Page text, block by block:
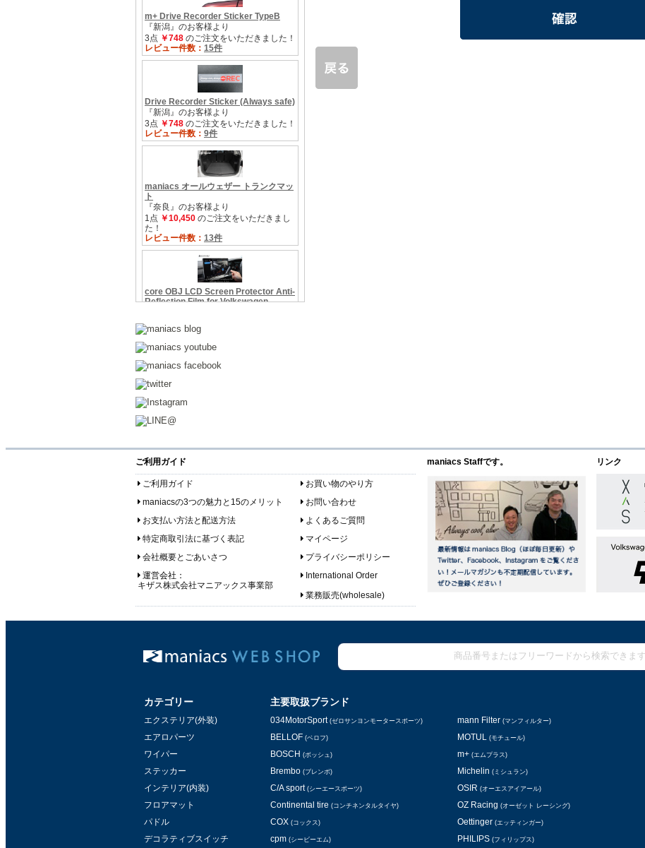
ご利用ガイド
ご利用ガイド
お買い物のやり方
maniacsの3つの魅力と15のメリット
お問い合わせ
お支払い方法と配送方法
よくあるご質問
特定商取引法に基づく表記
マイページ
会社概要とごあいさつ
プライバシーポリシー
運営会社：
キザス株式会社マニアックス事業部
International Order
業務販売(wholesale)
maniacs Staffです。 リンク
カテゴリー
エクステリア(外装)
エアロパーツ
ワイパー
ステッカー
インテリア(内装)
フロアマット
パドル
デコラティブスイッチ
主要取扱ブランド
034MotorSport (ゼロサンヨンモータースポーツ)
BELLOF (ベロフ)
BOSCH (ボッシュ)
Brembo (ブレンボ)
C/A sport (シーエースポーツ)
Continental tire (コンチネンタルタイヤ)
COX (コックス)
cpm (シービーエム)
mann Filter (マンフィルター)
MOTUL (モチュール)
m+ (エムプラス)
Michelin (ミシュラン)
OSIR (オーエスアイアール)
OZ Racing (オーゼット レーシング)
Oettinger (エッティンガー)
PHILIPS (フィリップス)